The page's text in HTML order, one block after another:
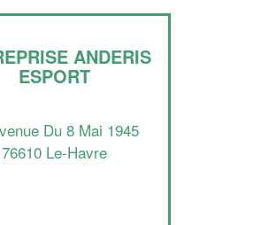
ANDERIS
ESPORT
Du 8 Mai 1945
76610 Le-Havre